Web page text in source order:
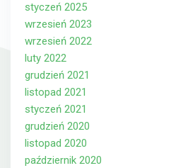
styczeń 2025
wrzesień 2023
wrzesień 2022
luty 2022
grudzień 2021
listopad 2021
styczeń 2021
grudzień 2020
listopad 2020
październik 2020